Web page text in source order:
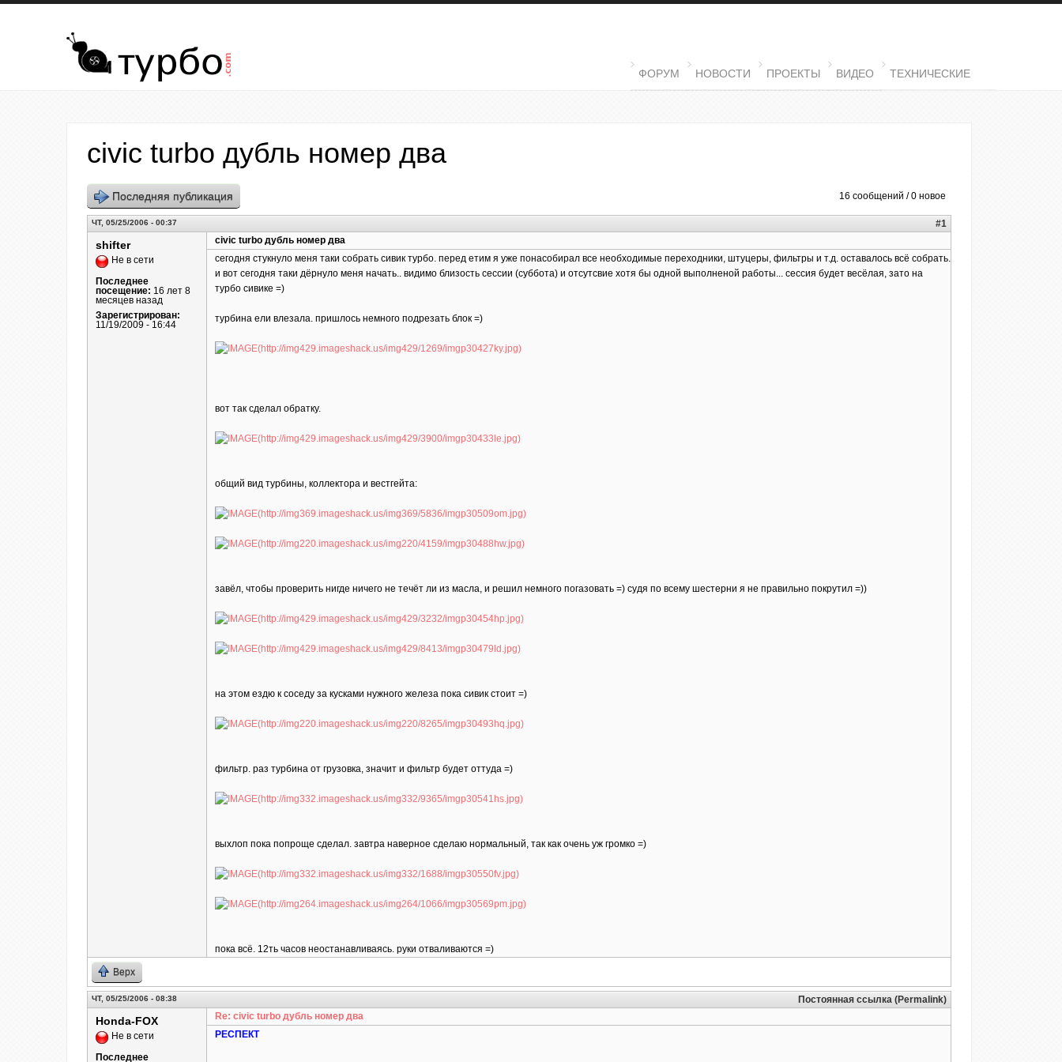
Перейти к основному содержанию
MAIN MENU
ФОРУМ НОВОСТИ ПРОЕКТЫ ВИДЕО ТЕХНИЧЕСКИЕ
civic turbo дубль номер два
16 сообщений / 0 новое
Последняя публикация
ЧТ, 05/25/2006 - 00:37 #1
shifter
Не в сети
Последнее
посещение: 16 лет 8
месяцев назад
Зарегистрирован:
11/19/2009 - 16:44
civic turbo дубль номер два
сегодня стукнуло меня таки собрать сивик турбо. перед етим я уже понасобирал все необходимые переходники, штуцеры, фильтры и т.д. оставалось всё собрать.
и вот сегодня таки дёрнуло меня начать.. видимо близость сессии (суббота) и отсутсвие хотя бы одной выполненой работы... сессия будет весёлая, зато на
турбо сивике =)
турбина ели влезала. пришлось немного подрезать блок =)
вот так сделал обратку.
общий вид турбины, коллектора и вестгейта:
завёл, чтобы проверить нигде ничего не течёт ли из масла, и решил немного погазовать =) судя по всему шестерни я не правильно покрутил =))
на этом ездю к соседу за кусками нужного железа пока сивик стоит =)
фильтр. раз турбина от грузовка, значит и фильтр будет оттуда =)
выхлоп пока попроще сделал. завтра наверное сделаю нормальный, так как очень уж громко =)
пока всё. 12ть часов неостанавливаясь. руки отваливаются =)
Верх
ЧТ, 05/25/2006 - 08:38 Постоянная ссылка (Permalink)
Honda-FOX
Не в сети
Последнее
Re: civic turbo дубль номер два
РЕСПЕКТ